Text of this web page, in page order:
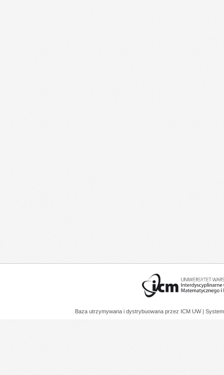
Baza utrzymywana i dystrybuowana przez ICM UW |